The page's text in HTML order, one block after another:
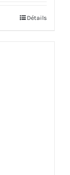
Détails